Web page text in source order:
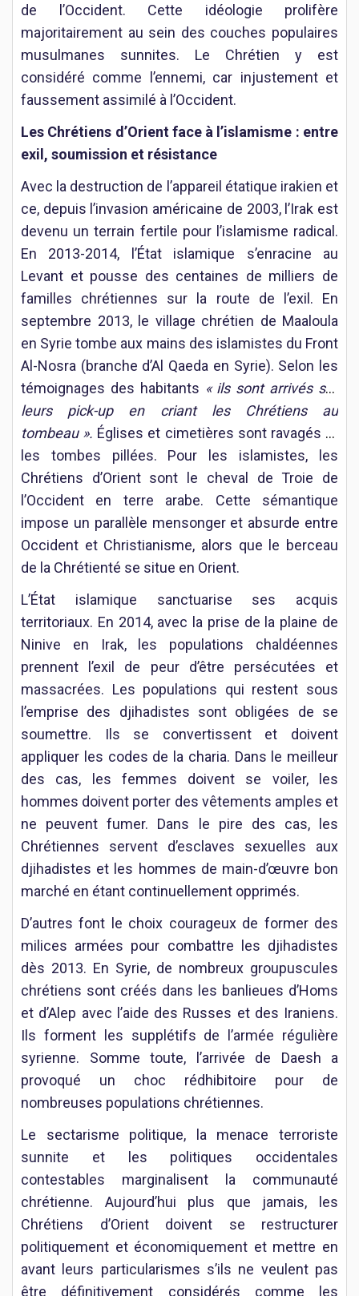
de l’Occident. Cette idéologie prolifère
majoritairement au sein des couches populaires
musulmanes sunnites. Le Chrétien y est
considéré comme l’ennemi, car injustement et
faussement assimilé à l’Occident.
Les Chrétiens d’Orient face à l’islamisme : entre
exil, soumission et résistance
Avec la destruction de l’appareil étatique irakien et
ce, depuis l’invasion américaine de 2003, l’Irak est
devenu un terrain fertile pour l’islamisme radical.
En 2013-2014, l’État islamique s’enracine au
Levant et pousse des centaines de milliers de
familles chrétiennes sur la route de l’exil. En
septembre 2013, le village chrétien de Maaloula
en Syrie tombe aux mains des islamistes du Front
Al-Nosra (branche d’Al Qaeda en Syrie). Selon les
témoignages des habitants « ils sont arrivés sur
leurs pick-up en criant les Chrétiens au
tombeau ». Églises et cimetières sont ravagés et
les tombes pillées. Pour les islamistes, les
Chrétiens d’Orient sont le cheval de Troie de
l’Occident en terre arabe. Cette sémantique
impose un parallèle mensonger et absurde entre
Occident et Christianisme, alors que le berceau
de la Chrétienté se situe en Orient.
L’État islamique sanctuarise ses acquis
territoriaux. En 2014, avec la prise de la plaine de
Ninive en Irak, les populations chaldéennes
prennent l’exil de peur d’être persécutées et
massacrées. Les populations qui restent sous
l’emprise des djihadistes sont obligées de se
soumettre. Ils se convertissent et doivent
appliquer les codes de la charia. Dans le meilleur
des cas, les femmes doivent se voiler, les
hommes doivent porter des vêtements amples et
ne peuvent fumer. Dans le pire des cas, les
Chrétiennes servent d’esclaves sexuelles aux
djihadistes et les hommes de main-d’œuvre bon
marché en étant continuellement opprimés.
D’autres font le choix courageux de former des
milices armées pour combattre les djihadistes
dès 2013. En Syrie, de nombreux groupuscules
chrétiens sont créés dans les banlieues d’Homs
et d’Alep avec l’aide des Russes et des Iraniens.
Ils forment les supplétifs de l’armée régulière
syrienne. Somme toute, l’arrivée de Daesh a
provoqué un choc rédhibitoire pour de
nombreuses populations chrétiennes.
Le sectarisme politique, la menace terroriste
sunnite et les politiques occidentales
contestables marginalisent la communauté
chrétienne. Aujourd’hui plus que jamais, les
Chrétiens d’Orient doivent se restructurer
politiquement et économiquement et mettre en
avant leurs particularismes s’ils ne veulent pas
être définitivement considérés comme les